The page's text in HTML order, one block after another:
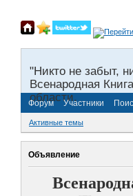
"Никто не забыт,
Всенародная
области.
Форум Участники
Активные темы
Объявление